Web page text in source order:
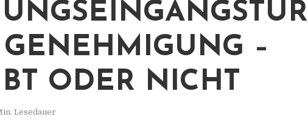
–
ODER NICHT
Lesedauer